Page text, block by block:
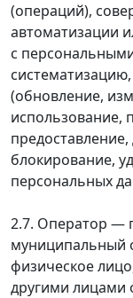
(операций),
автоматизации
с
(обновление,
использование,
блокирование,
персональных
2.7. Оператор —
муниципальный
физическое
другими лицами